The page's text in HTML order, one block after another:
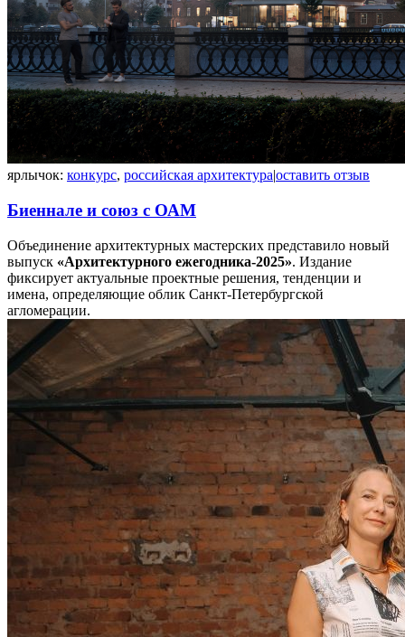
ярлычок: конкурс, российская архитектура|оставить отзыв
Биеннале и союз с ОАМ
Объединение архитектурных мастерских представило новый
выпуск «Архитектурного ежегодника-2025». Издание
фиксирует актуальные проектные решения, тенденции и
имена, определяющие облик Санкт-Петербургской
агломерации.